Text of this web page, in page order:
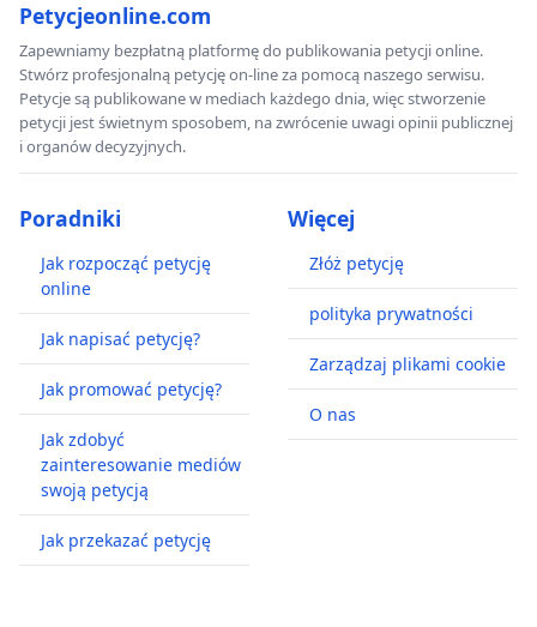
i nadano przybliżony kształt młota górniczego –
pyrlika. Na węższym trzonie położono szerszą,
betonową płytę, na której posadowiono górną część
wieży. Okna tworzą pionowe ciągi. W środku
pracowały pierwsze na Śląsku elektryczne maszyny
2700 i 2400 KM i pochodziły z zabrzańskiej Huty
Donnersmarck (ich silniki były firmy BBC Brown
Boveri). Maszyny napędzały koła o średnicy
sięgającej 7 metrów i póki co nadal się tam znajdują.
Petycjeonline.com
Zapewniamy bezpłatną platformę do publikowania petycji online.
Stwórz profesjonalną petycję on-line za pomocą naszego serwisu.
Petycje są publikowane w mediach każdego dnia, więc stworzenie
petycji jest świetnym sposobem, na zwrócenie uwagi opinii publicznej
i organów decyzyjnych.
Poradniki
Jak rozpocząć petycję
online
Jak napisać petycję?
Jak promować petycję?
Jak zdobyć
zainteresowanie mediów
swoją petycją
Jak przekazać petycję
Więcej
Złóż petycję
polityka prywatności
Zarządzaj plikami cookie
O nas